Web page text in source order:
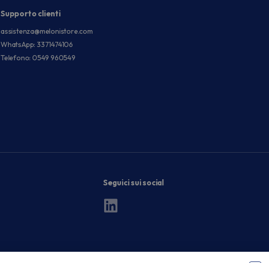
Supporto clienti
assistenza@melonistore.com
WhatsApp: 3371474106
Telefono: 0549 960549
Seguici sui social